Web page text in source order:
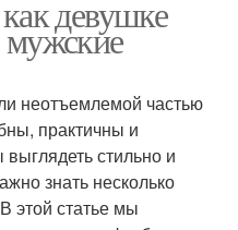
девушке
мужские
неотъемлемой частью
практичны и
стильно и
знать несколько
этой статье мы